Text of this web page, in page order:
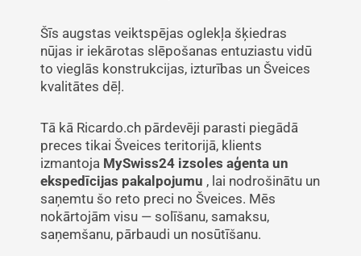
Šīs augstas veiktspējas oglekļa šķiedras
nūjas ir iekārotas slēpošanas entuziastu vidū
to vieglās konstrukcijas, izturības un Šveices
kvalitātes dēļ.
Tā kā Ricardo.ch pārdevēji parasti piegādā
preces tikai Šveices teritorijā, klients
izmantoja MySwiss24 izsoles aģenta un
ekspedīcijas pakalpojumu , lai nodrošinātu un
saņemtu šo reto preci no Šveices. Mēs
nokārtojām visu — solīšanu, samaksu,
saņemšanu, pārbaudi un nosūtīšanu.